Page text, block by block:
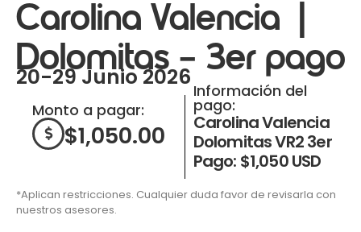
Carolina Valencia |
Dolomitas – 3er pago
20-29 Junio 2026
Monto a pagar:
$1,050.00
Información del
pago:
Carolina Valencia
Dolomitas VR2 3er
Pago: $1,050 USD
*Aplican restricciones. Cualquier duda favor de revisarla con
nuestros asesores.